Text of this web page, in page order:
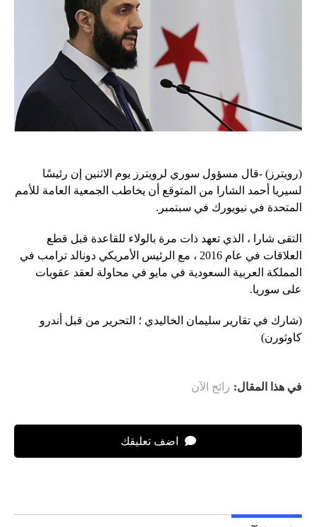
(رويترز) -قال مسؤول سوري لرويترز يوم الاثنين إن رئيسًا
لسيريا أحمد الشارا من المتوقع أن يخاطب الجمعية العامة للأمم
المتحدة في نيويورك في سبتمبر.
التقى شارا ، الذي تعهد ذات مرة بالولاء للقاعدة قبل قطع
العلاقات في عام 2016 ، مع الرئيس الأمريكي دونالد ترامب في
المملكة العربية السعودية في مايو في محاولة لعقد عقوبات
على سوريا.
(شارك في تقارير سليمان الخاليدي ؛ التحرير من قبل أندرو
كاوثورن)
في هذا المقال: رائج الآن
اضف تعليقك